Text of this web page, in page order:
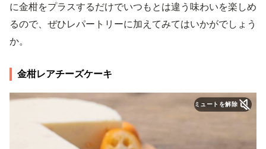
に金柑をプラスするだけでいつもとは違う味わいを楽しめ
るので、ぜひレパートリーに加えてみてはいかがでしょう
か。
金柑レアチーズケーキ
ミュートを解除